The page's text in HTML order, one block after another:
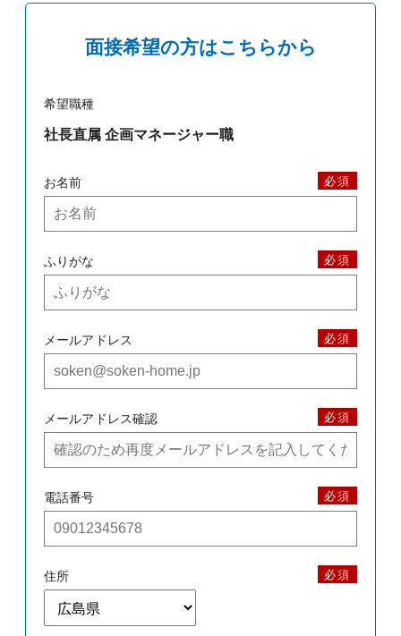
面接希望の方はこちらから
希望職種
お名前 必須
ふりがな 必須
メールアドレス 必須
メールアドレス確認 必須
電話番号 必須
住所 必須